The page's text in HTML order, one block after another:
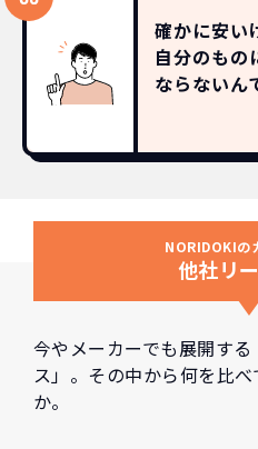
確かに安い
自分のもの
ならないん
NORIDOKIの
他社リ
今やメーカーでも展開す
ス」。その中から何を比
か。